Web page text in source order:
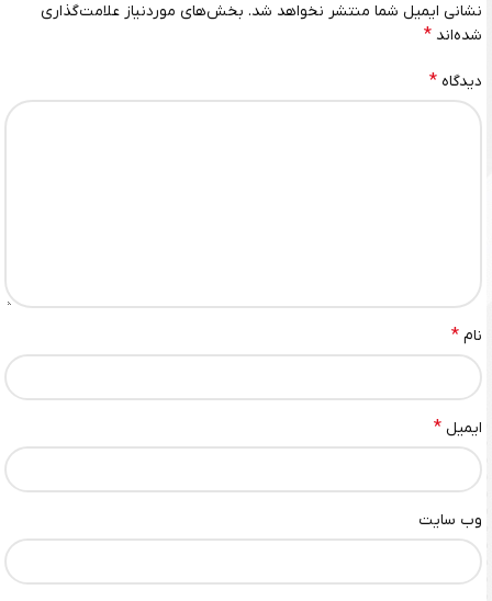
نشانی ایمیل شما منتشر نخواهد شد. بخش‌های موردنیاز علامت‌گذاری
شده‌اند *
دیدگاه *
نام *
ایمیل *
وب‌ سایت